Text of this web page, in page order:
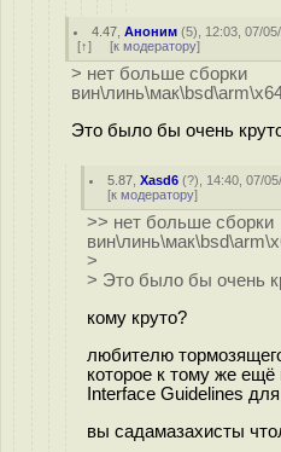
4.47 ,Аноним (5), 12:03, 07/
[↑] [к модератору]
> нет больше сборки
Это было бы очень
5.87 ,Xasd6 (?), 14:40, 07/
[к модератору]
>> нет больше сборки
>
> Это было бы очень
кому круто?
любителю
которое к тому же
Interface Guidelines
вы садамазахисты